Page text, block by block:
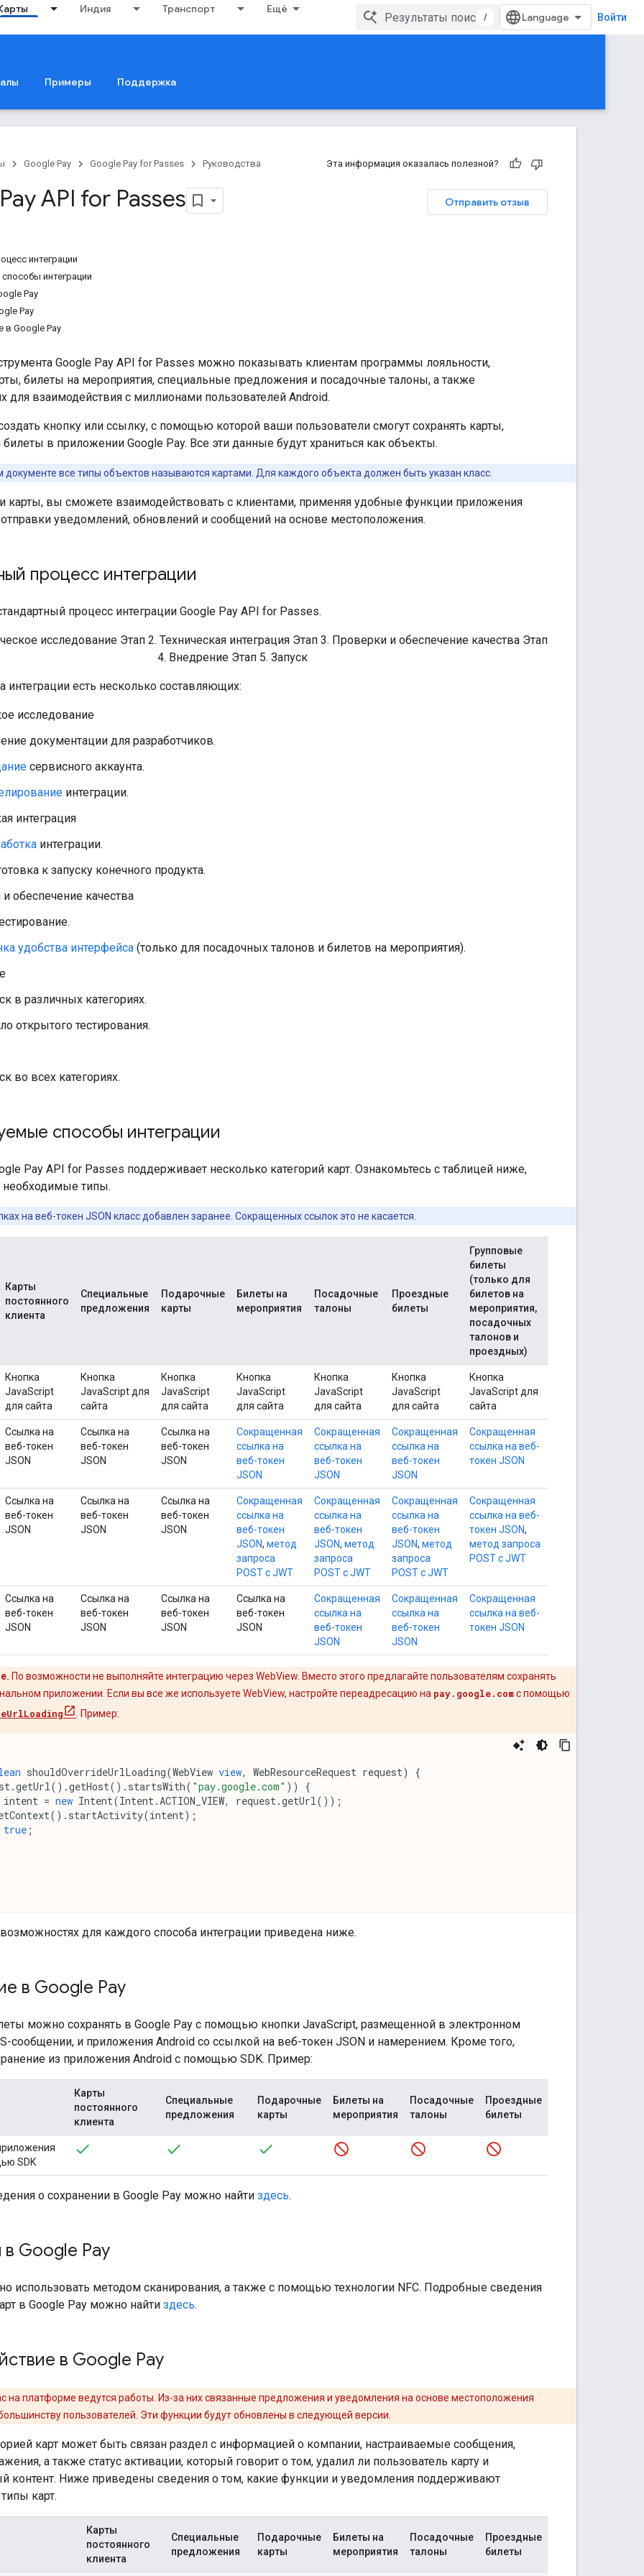
Индия Транспорт Ещё
/ Войти
Примеры Поддержка
Google Pay Google Pay for Passes Руководства Эта информация оказалась полезной?
Отправить отзыв
API for Passes
интеграции
интеграции
Pay
Pay
в Google Pay
Google Pay API for Passes можно показывать клиентам программы лояльности,
билеты на мероприятия, специальные предложения и посадочные талоны, а также
для взаимодействия с миллионами пользователей Android.
создать кнопку или ссылку, с помощью которой ваши пользователи смогут сохранять карты,
билеты в приложении Google Pay. Все эти данные будут храниться как объекты.
документе все типы объектов называются картами. Для каждого объекта должен быть указан класс.
и карты, вы сможете взаимодействовать с клиентами, применяя удобные функции приложения
отправки уведомлений, обновлений и сообщений на основе местоположения.
процесс интеграции
процесс интеграции Google Pay API for Passes.
интеграции есть несколько составляющих:
исследование
документации для разработчиков.
сервисного аккаунта.
интеграции.
интеграция
интеграции.
к запуску конечного продукта.
и обеспечение качества
удобства интерфейса (только для посадочных талонов и билетов на мероприятия).
в различных категориях.
открытого тестирования.
во всех категориях.
способы интеграции
Pay API for Passes поддерживает несколько категорий карт. Ознакомьтесь с таблицей ниже,
необходимые типы.
на веб-токен JSON класс добавлен заранее. Сокращенных ссылок это не касается.
Карты
постоянного
клиента
Специальные
предложения
Подарочные
карты
Билеты на
мероприятия
Посадочные
талоны
Проездные
билеты
Групповые
билеты
(только для
билетов на
мероприятия,
посадочных
талонов и
проездных)
Кнопка
JavaScript
для сайта
Кнопка
JavaScript для
сайта
Кнопка
JavaScript
для сайта
Кнопка
JavaScript
для сайта
Кнопка
JavaScript
для сайта
Кнопка
JavaScript
для сайта
Кнопка
JavaScript для
сайта
Ссылка на
веб-токен
JSON
Ссылка на
веб-токен
JSON
Ссылка на
веб-токен
JSON
Сокращенная
ссылка на
веб-токен
JSON
Сокращенная
ссылка на
веб-токен
JSON
Сокращенная
ссылка на
веб-токен
JSON
Сокращенная
ссылка на веб-
токен JSON
Ссылка на
веб-токен
JSON
Ссылка на
веб-токен
JSON
Ссылка на
веб-токен
JSON
Сокращенная
ссылка на
веб-токен
JSON, метод
запроса
POST с JWT
Сокращенная
ссылка на
веб-токен
JSON, метод
запроса
POST с JWT
Сокращенная
ссылка на
веб-токен
JSON, метод
запроса
POST с JWT
Сокращенная
ссылка на веб-
токен JSON,
метод запроса
POST с JWT
Ссылка на
веб-токен
JSON
Ссылка на
веб-токен
JSON
Ссылка на
веб-токен
JSON
Ссылка на
веб-токен
JSON
Сокращенная
ссылка на
веб-токен
JSON
Сокращенная
ссылка на
веб-токен
JSON
Сокращенная
ссылка на веб-
токен JSON
По возможности не выполняйте интеграцию через WebView. Вместо этого предлагайте пользователям сохранять
приложении. Если вы все же используете WebView, настройте переадресацию на pay.google.comс помощью
. Пример:
shouldOverrideUrlLoading(WebView view, WebResourceRequest request)
{
.getUrl().getHost(). startsWith( "pay.google.com" ))
{
intent = new Intent(Intent.ACTION_VIEW, request.getUrl());
(). startActivity(intent);
true ;
для каждого способа интеграции приведена ниже.
в Google Pay
можно сохранять в Google Pay с помощью кнопки JavaScript, размещенной в электронном
сообщении, и приложения Android со ссылкой на веб-токен JSON и намерением. Кроме того,
из приложения Android с помощью SDK. Пример:
Карты
постоянного
клиента
Специальные
предложения
Подарочные
карты
Билеты на
мероприятия
Посадочные
талоны
Проездные
билеты
SDK
о сохранении в Google Pay можно найти здесь.
в Google Pay
использовать методом сканирования, а также с помощью технологии NFC. Подробные сведения
в Google Pay можно найти здесь.
в Google Pay
на платформе ведутся работы. Из-за них связанные предложения и уведомления на основе местоположения
пользователей. Эти функции будут обновлены в следующей версии.
карт может быть связан раздел с информацией о компании, настраиваемые сообщения,
а также статус активации, который говорит о том, удалил ли пользователь карту и
контент. Ниже приведены сведения о том, какие функции и уведомления поддерживают
карт.
Карты
постоянного
клиента
Специальные
предложения
Подарочные
карты
Билеты на
мероприятия
Посадочные
талоны
Проездные
билеты